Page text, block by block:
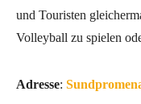
und Touristen
Volleyball zu spielen
Adresse: